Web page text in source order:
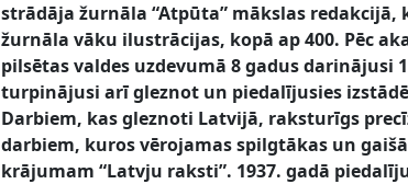
strādāja žurnāla “Atpūta” mākslas
žurnāla vāku ilustrācijas, kopā ap 400. Pēc
pilsētas valdes uzdevumā 8 gadus
turpinājusi arī gleznot un piedalījusies
Darbiem, kas gleznoti Latvijā, raksturīgs
darbiem, kuros vērojamas spilgtākas un
krājumam “Latvju raksti”. 1937. gadā